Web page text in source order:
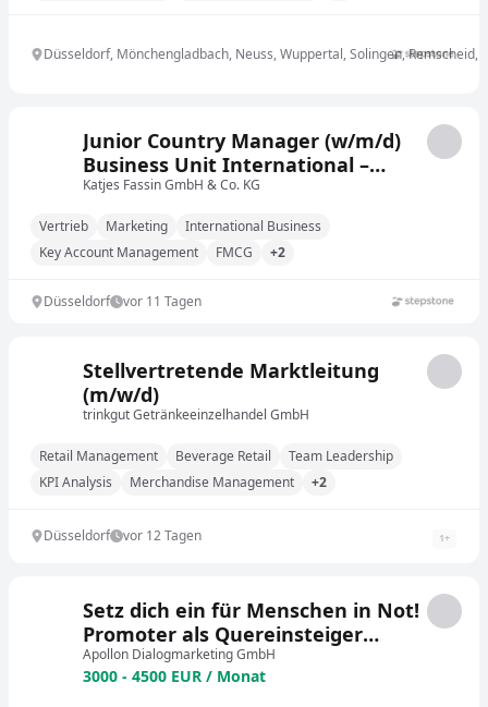
Düsseldorf, Mönchengladbach, Neuss, Wuppertal, Solingen, Remscheid,
Junior Country Manager (w/m/d)
Business Unit International –
Sales und Marketing
Katjes Fassin GmbH & Co. KG
Vertrieb Marketing
International Business
Key Account Management
FMCG +2
Düsseldorf vor 11 Tagen
Stellvertretende Marktleitung
(m/w/d)
trinkgut Getränkeeinzelhandel GmbH
Retail Management Beverage Retail
Team Leadership
KPI Analysis
Merchandise Management +2
Düsseldorf vor 12 Tagen 1+
Setz dich ein für Menschen in Not!
Promoter als Quereinsteiger
(m/w/d)
Apollon Dialogmarketing GmbH
3000 - 4500 EUR / Monat